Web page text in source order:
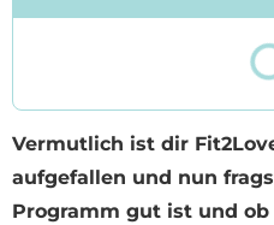
Vermutlich ist dir
aufgefallen und nun
Programm gut ist und